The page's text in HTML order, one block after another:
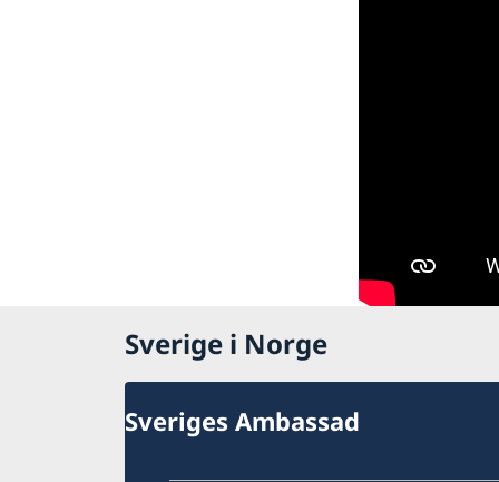
Sverige i Norge
Sveriges Ambassad